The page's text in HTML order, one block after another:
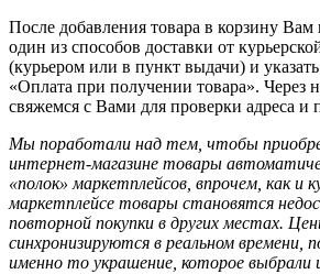
После добавления товара в корзину
один из способов доставки от
(курьером или в пункт выдачи) и
«Оплата при получении товара». Через
свяжемся с Вами для проверки адреса и
Мы поработали над тем, чтобы
интернет-магазине товары
«полок» маркетплейсов, впрочем, как и
маркетплейсе товары становятся
повторной покупки в других местах.
синхронизируются в реальном времени,
именно то украшение, которое выбрали